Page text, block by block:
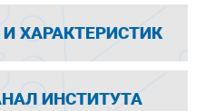
ХАРАКТЕРИСТИК
ИНСТИТУТА